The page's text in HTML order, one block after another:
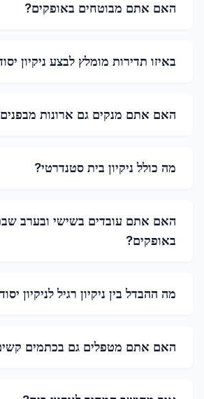
האם אתם מבוטחים באופקים?
באיזו תדירות מומלץ לבצע ניקיון
האם אתם מנקים גם ארונות
מה כולל ניקיון בית סטנדרטי?
האם אתם עובדים בשישי ובערב
באופקים?
מה ההבדל בין ניקיון רגיל לניקיון
האם אתם מטפלים גם בכתמים